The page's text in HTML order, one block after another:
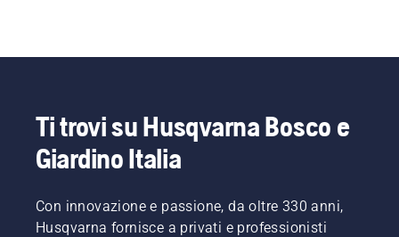
Ti trovi su Husqvarna Bosco e
Giardino Italia
Con innovazione e passione, da oltre 330 anni,
Husqvarna fornisce a privati e professionisti